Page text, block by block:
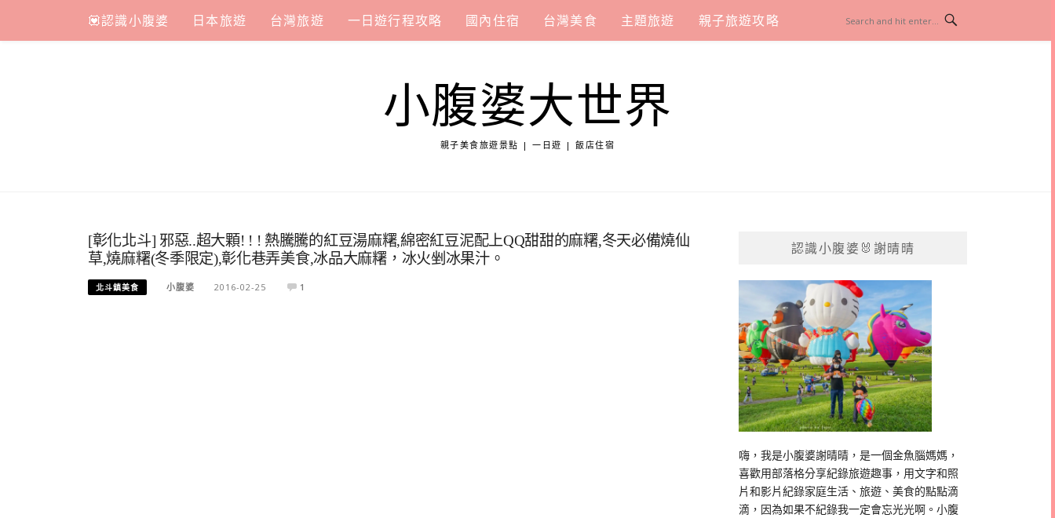
content
💟認識小腹婆 日本旅遊 台灣旅遊 一日遊行程攻略 國內住宿 台灣美食 主題旅遊 親子旅遊攻略
小腹婆大世界
親子美食旅遊景點 | 一日遊 | 飯店住宿
[彰化北斗] 邪惡..超大顆! ! ! 熱騰騰的紅豆湯麻糬,綿密紅豆泥配上QQ甜甜的麻糬,冬天必備燒仙
草,燒麻糬(冬季限定),彰化巷弄美食,冰品大麻糬，冰火剉冰果汁。
北斗鎮美食 小腹婆 2016-02-25 1
認識小腹婆🐰謝晴晴
嗨，我是小腹婆謝晴晴，是一個金魚腦媽媽，
喜歡用部落格分享紀錄旅遊趣事，用文字和照
片和影片紀錄家庭生活、旅遊、美食的點點滴
滴，因為如果不紀錄我一定會忘光光啊。小腹